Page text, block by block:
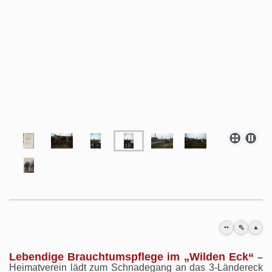
•• ⇖ ▲
Lebendige Brauchtumspflege im „Wilden Eck“ –
Heimatverein lädt zum Schnadegang an das 3-Ländereck